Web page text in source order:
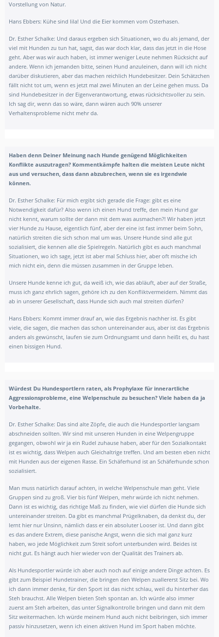
Vorstellung von Natur.
Hans Ebbers: Kühe sind lila! Und die Eier kommen vom Osterhasen.
Dr. Esther Schalke: Und daraus ergeben sich Situationen, wo du als jemand, der
viel mit Hunden zu tun hat, sagst, das war doch klar, dass das jetzt in die Hose
geht. Aber was wir auch haben, ist immer weniger Leute nehmen Rücksicht auf
andere. Wenn ich jemanden bitte, seinen Hund anzuleinen, dann will ich nicht
darüber diskutieren, aber das machen reichlich Hundebesitzer. Dein Schätzchen
fällt nicht tot um, wenn es jetzt mal zwei Minuten an der Leine gehen muss. Da
sind Hundebesitzer in der Eigenverantwortung, etwas rücksichtsvoller zu sein.
Ich sag dir, wenn das so wäre, dann wären auch 90% unserer
Verhaltensprobleme nicht mehr da.
Haben denn Deiner Meinung nach Hunde genügend Möglichkeiten
Konflikte auszutragen? Kommentkämpfe halten die meisten Leute nicht
aus und versuchen, dass dann abzubrechen, wenn sie es irgendwie
können.
Dr. Esther Schalke: Für mich ergibt sich gerade die Frage: gibt es eine
Notwendigkeit dafür? Also wenn ich einen Hund treffe, den mein Hund gar
nicht kennt, warum sollte der dann mit dem was ausmachen?! Wir haben jetzt
vier Hunde zu Hause, eigentlich fünf, aber der eine ist fast immer beim Sohn,
natürlich streiten die sich schon mal um was. Unsere Hunde sind alle gut
sozialisiert, die kennen alle die Spielregeln. Natürlich gibt es auch manchmal
Situationen, wo ich sage, jetzt ist aber mal Schluss hier, aber oft mische ich
mich nicht ein, denn die müssen zusammen in der Gruppe leben.
Unsere Hunde kenne ich gut, da weiß ich, wie das abläuft, aber auf der Straße,
muss ich ganz ehrlich sagen, gehöre ich zu den Konfliktvermeidern. Nimmt das
ab in unserer Gesellschaft, dass Hunde sich auch mal streiten dürfen?
Hans Ebbers: Kommt immer drauf an, wie das Ergebnis nachher ist. Es gibt
viele, die sagen, die machen das schon untereinander aus, aber ist das Ergebnis
anders als gewünscht, laufen sie zum Ordnungsamt und dann heißt es, du hast
einen bissigen Hund.
Würdest Du Hundesportlern raten, als Prophylaxe für innerartliche
Aggressionsprobleme, eine Welpenschule zu besuchen? Viele haben da ja
Vorbehalte.
Dr. Esther Schalke: Das sind alte Zöpfe, die auch die Hundesportler langsam
abschneiden sollten. Wir sind mit unseren Hunden in eine Welpengruppe
gegangen, obwohl wir ja ein Rudel zuhause haben, aber für den Sozialkontakt
ist es wichtig, dass Welpen auch Gleichaltrige treffen. Und am besten eben nicht
mit Hunden aus der eigenen Rasse. Ein Schäferhund ist an Schäferhunde schon
sozialisiert.
Man muss natürlich darauf achten, in welche Welpenschule man geht. Viele
Gruppen sind zu groß. Vier bis fünf Welpen, mehr würde ich nicht nehmen.
Dann ist es wichtig, das richtige Maß zu finden, wie viel dürfen die Hunde sich
untereinander streiten. Da gibt es manchmal Prügelknaben, da denkst du, der
lernt hier nur Unsinn, nämlich dass er ein absoluter Looser ist. Und dann gibt
es das andere Extrem, diese panische Angst, wenn die sich mal ganz kurz
haben, wo jede Möglichkeit zum Streit sofort unterbunden wird. Beides ist
nicht gut. Es hängt auch hier wieder von der Qualität des Trainers ab.
Als Hundesportler würde ich aber auch noch auf einige andere Dinge achten. Es
gibt zum Beispiel Hundetrainer, die bringen den Welpen zuallererst Sitz bei. Wo
ich dann immer denke, für den Sport ist das nicht schlau, weil du hinterher das
Steh brauchst. Alle Welpen bieten Steh spontan an. Ich würde also immer
zuerst am Steh arbeiten, das unter Signalkontrolle bringen und dann mit dem
Sitz weitermachen. Ich würde meinem Hund auch nicht beibringen, sich immer
passiv hinzusetzen, wenn ich einen aktiven Hund im Sport haben möchte.